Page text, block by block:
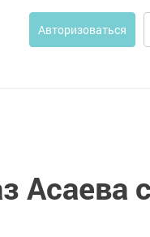
Авторизоваться
Асаева